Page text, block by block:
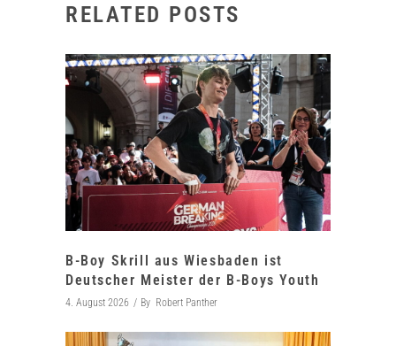
RELATED POSTS
B-Boy Skrill aus Wiesbaden ist
Deutscher Meister der B-Boys Youth
4. August 2026 By Robert Panther